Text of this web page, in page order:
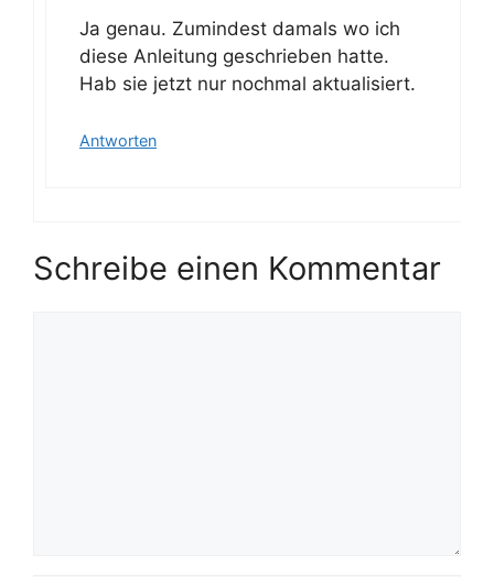
Anti-Spam von CleanTalk
Ja genau. Zumindest damals wo ich
diese Anleitung geschrieben hatte.
Hab sie jetzt nur nochmal aktualisiert.
Antworten
Schreibe einen Kommentar